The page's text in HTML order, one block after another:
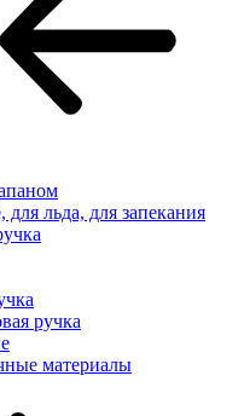
льда, для запекания
ручка
материалы